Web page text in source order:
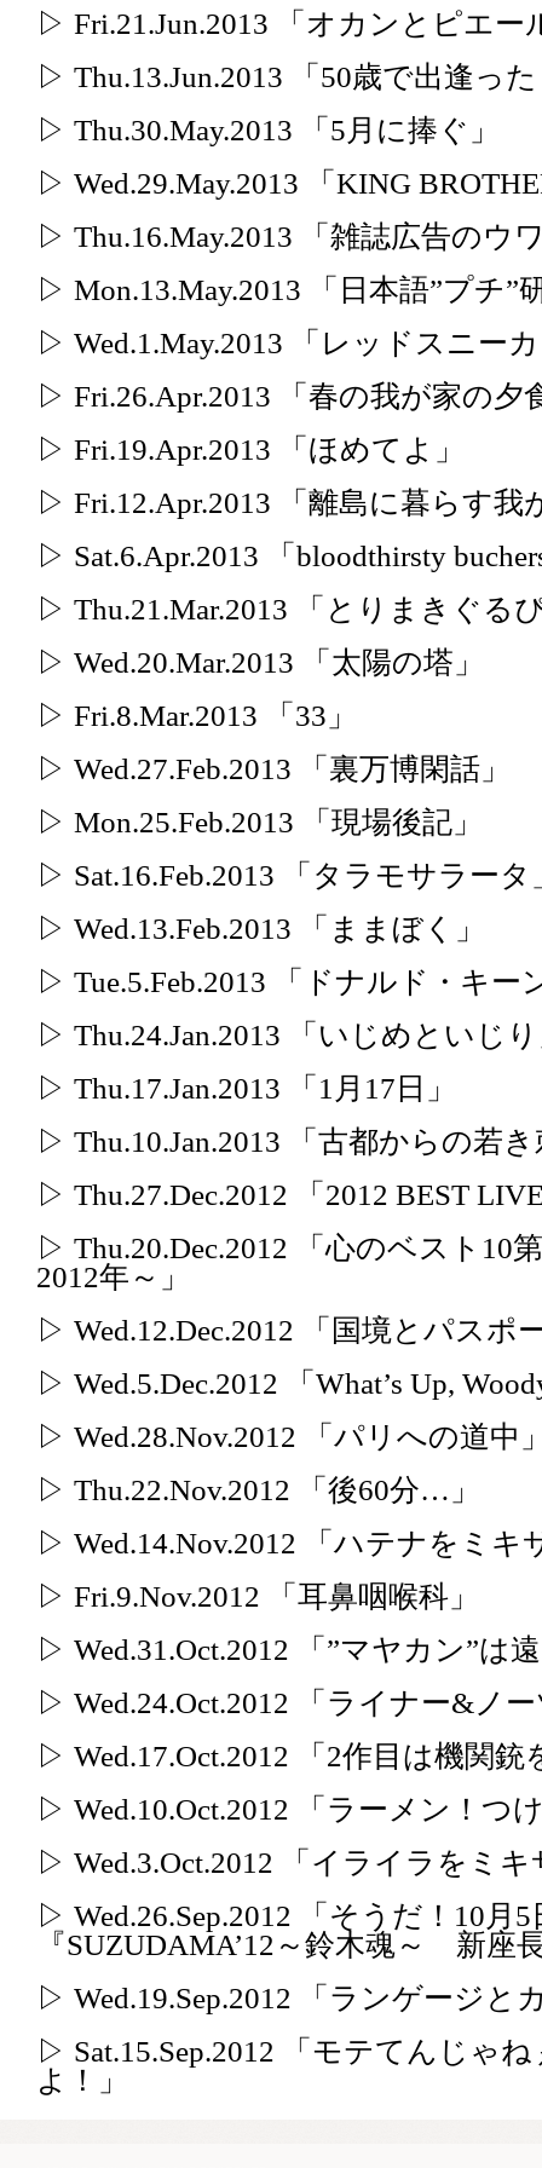
▷ Fri.21.Jun.2013 「オカンとピエ
▷ Thu.13.Jun.2013 「50歳で出逢っ
▷ Thu.30.May.2013 「5月に捧ぐ」
▷ Wed.29.May.2013 「KING
▷ Thu.16.May.2013 「雑誌広告のウ
▷ Mon.13.May.2013 「日本語”プチ”
▷ Wed.1.May.2013 「レッドスニー
▷ Fri.26.Apr.2013 「春の我が家の夕
▷ Fri.19.Apr.2013 「ほめてよ」
▷ Fri.12.Apr.2013 「離島に暮らす我
▷ Sat.6.Apr.2013 「bloodthirsty
▷ Thu.21.Mar.2013 「とりまきぐる
▷ Wed.20.Mar.2013 「太陽の塔」
▷ Fri.8.Mar.2013 「33」
▷ Wed.27.Feb.2013 「裏万博閑話」
▷ Mon.25.Feb.2013 「現場後記」
▷ Sat.16.Feb.2013 「タラモサラータ
▷ Wed.13.Feb.2013 「ままぼく」
▷ Tue.5.Feb.2013 「ドナルド・キー
▷ Thu.24.Jan.2013 「いじめといじ
▷ Thu.17.Jan.2013 「1月17日」
▷ Thu.10.Jan.2013 「古都からの若
▷ Thu.27.Dec.2012 「2012 BEST
▷ Thu.20.Dec.2012 「心のベスト10
2012年～」
▷ Wed.12.Dec.2012 「国境とパスポ
▷ Wed.5.Dec.2012 「What’s Up,
▷ Wed.28.Nov.2012 「パリへの道中
▷ Thu.22.Nov.2012 「後60分…」
▷ Wed.14.Nov.2012 「ハテナをミキ
▷ Fri.9.Nov.2012 「耳鼻咽喉科」
▷ Wed.31.Oct.2012 「”マヤカン”は
▷ Wed.24.Oct.2012 「ライナー&ノ
▷ Wed.17.Oct.2012 「2作目は機関
▷ Wed.10.Oct.2012 「ラーメン！つ
▷ Wed.3.Oct.2012 「イライラをミ
▷ Wed.26.Sep.2012 「そうだ！10
『SUZUDAMA’12～鈴木魂～ 新座
▷ Wed.19.Sep.2012 「ランゲージと
▷ Sat.15.Sep.2012 「モテてんじゃ
よ！」